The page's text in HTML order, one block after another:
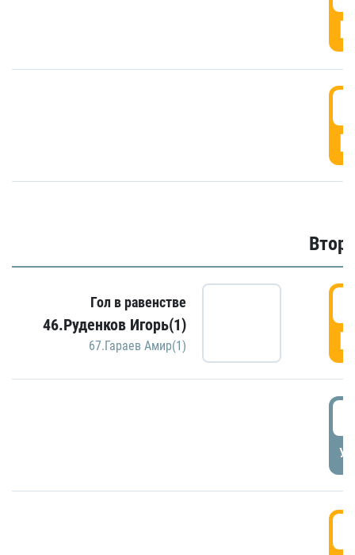
Гол в равенстве
46.Руденков Игорь(1)
67.Гараев Амир(1)